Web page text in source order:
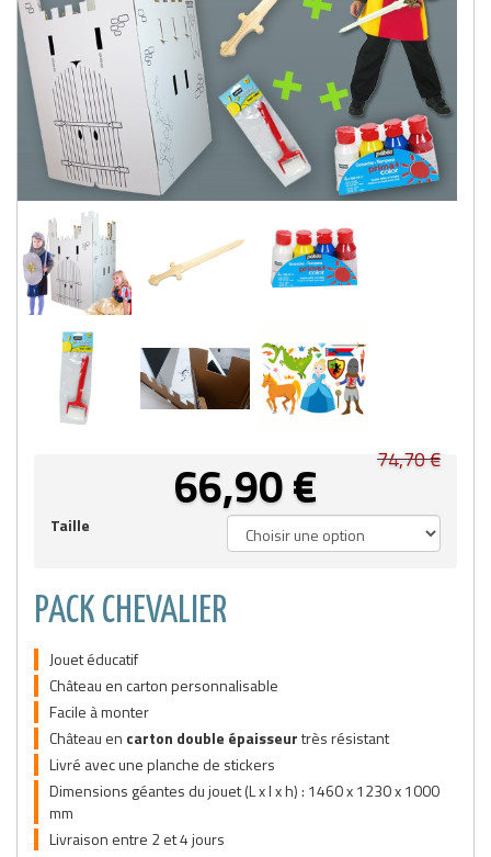
74,70€
66,90€
Taille
PACK CHEVALIER
Jouet éducatif
Château en carton personnalisable
Facile à monter
Château en carton double épaisseurtrès résistant
Livré avec une planche de stickers
Dimensions géantes du jouet (L x l x h) : 1460 x 1230 x 1000
mm
Livraison entre 2 et 4 jours